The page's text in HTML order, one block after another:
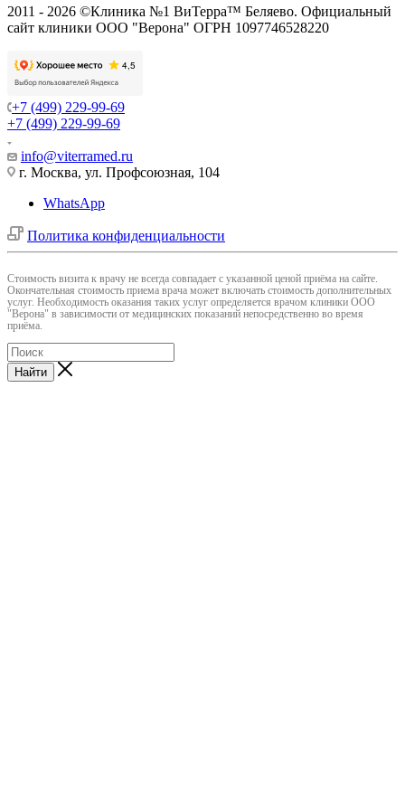
2011 - 2026 ©Клиника №1 ВиТерра™ Беляево. Официальный
сайт клиники ООО "Верона" ОГРН 1097746528220
+7 (499) 229-99-69
+7 (499) 229-99-69
info@viterramed.ru
г. Москва, ул. Профсоюзная, 104
WhatsApp
Политика конфиденциальности
Cтоимость визита к врачу не всегда совпадает с указанной ценой приёма на сайте.
Окончательная стоимость приема врача может включать стоимость дополнительных
услуг. Необходимость оказания таких услуг определяется врачом клиники ООО
"Верона" в зависимости от медицинских показаний непосредственно во время
приёма.
Найти